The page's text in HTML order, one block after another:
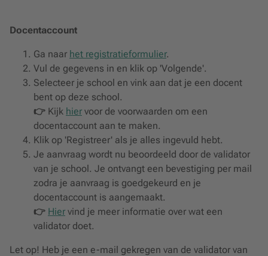
Docentaccount
Ga naar het registratieformulier.
Vul de gegevens in en klik op 'Volgende'.
Selecteer je school en vink aan dat je een docent
bent op deze school.
👉 Kijk hier voor de voorwaarden om een
docentaccount aan te maken.
Klik op 'Registreer' als je alles ingevuld hebt.
Je aanvraag wordt nu beoordeeld door de validator
van je school. Je ontvangt een bevestiging per mail
zodra je aanvraag is goedgekeurd en je
docentaccount is aangemaakt.
👉 Hier vind je meer informatie over wat een
validator doet.
Let op! Heb je een e-mail gekregen van de validator van